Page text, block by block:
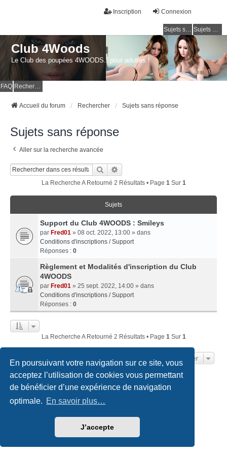
En poursuivant votre navigation sur ce site, vous
acceptez l’utilisation de cookies vous permettant
de bénéficier d’une expérience de navigation
optimale. En savoir plus…
J’accepte
Connexion
Inscription
Sujets sans réponse Sujets actifs
Club 4Woods
Le Club des poupées 4WOODS...pour adultes !
FAQ
Accueil du forum Rechercher Sujets sans réponse
Sujets sans réponse
Aller sur la recherche avancée
Rechercher
La Recherche A Retourné 2 Résultats • Page 1 Sur 1
Sujets
Support du Club 4WOODS : Smileys
par Fred01 » 08 oct. 2022, 13:00 » dans
Conditions d'inscriptions / Support
Réponses : 0
Règlement et Modalités d'inscription du Club
4WOODS
par Fred01 » 25 sept. 2022, 14:00 » dans
Conditions d'inscriptions / Support
Réponses : 0
La Recherche A Retourné 2 Résultats • Page 1 Sur 1
Aller
Accueil du forum Nous contacter
Traduction française officielle©Qiaeru
created by INVENTEA & v12mike
Conditions